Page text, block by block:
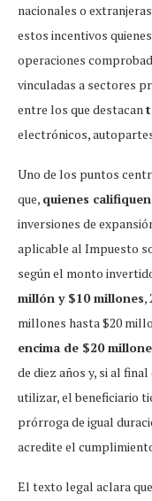
nacionales o
estos incentivos
operaciones
vinculadas a sectores
entre los que destacan
electrónicos,
Uno de los puntos
que, quienes
inversiones de
aplicable al Impuesto
según el monto
millón y $10 millones,
millones hasta $20
encima de $20
de diez años y, si al
utilizar, el beneficiario
prórroga de igual
acredite el
El texto legal aclara